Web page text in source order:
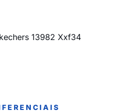
13982 Xxf34